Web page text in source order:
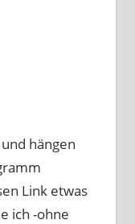
hängen
Link etwas
ich -ohne